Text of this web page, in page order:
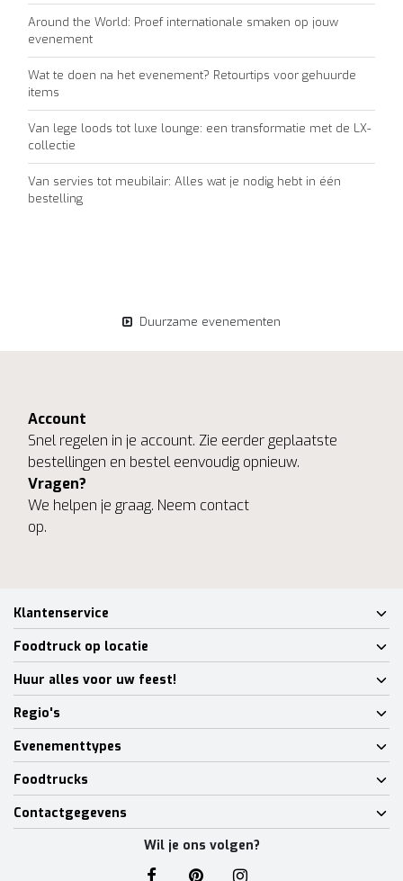
Around the World: Proef internationale smaken op jouw
evenement
Wat te doen na het evenement? Retourtips voor gehuurde
items
Van lege loods tot luxe lounge: een transformatie met de LX-
collectie
Van servies tot meubilair: Alles wat je nodig hebt in één
bestelling
Duurzame evenementen
Account
Snel regelen in je account. Zie eerder geplaatste
bestellingen en bestel eenvoudig opnieuw.
Vragen?
We helpen je graag. Neem contact
op.
Klantenservice
Foodtruck op locatie
Huur alles voor uw feest!
Regio's
Evenementtypes
Foodtrucks
Contactgegevens
Wil je ons volgen?